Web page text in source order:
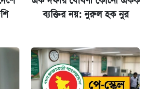
ব্যক্তির নয়: নুরুল হক নুর